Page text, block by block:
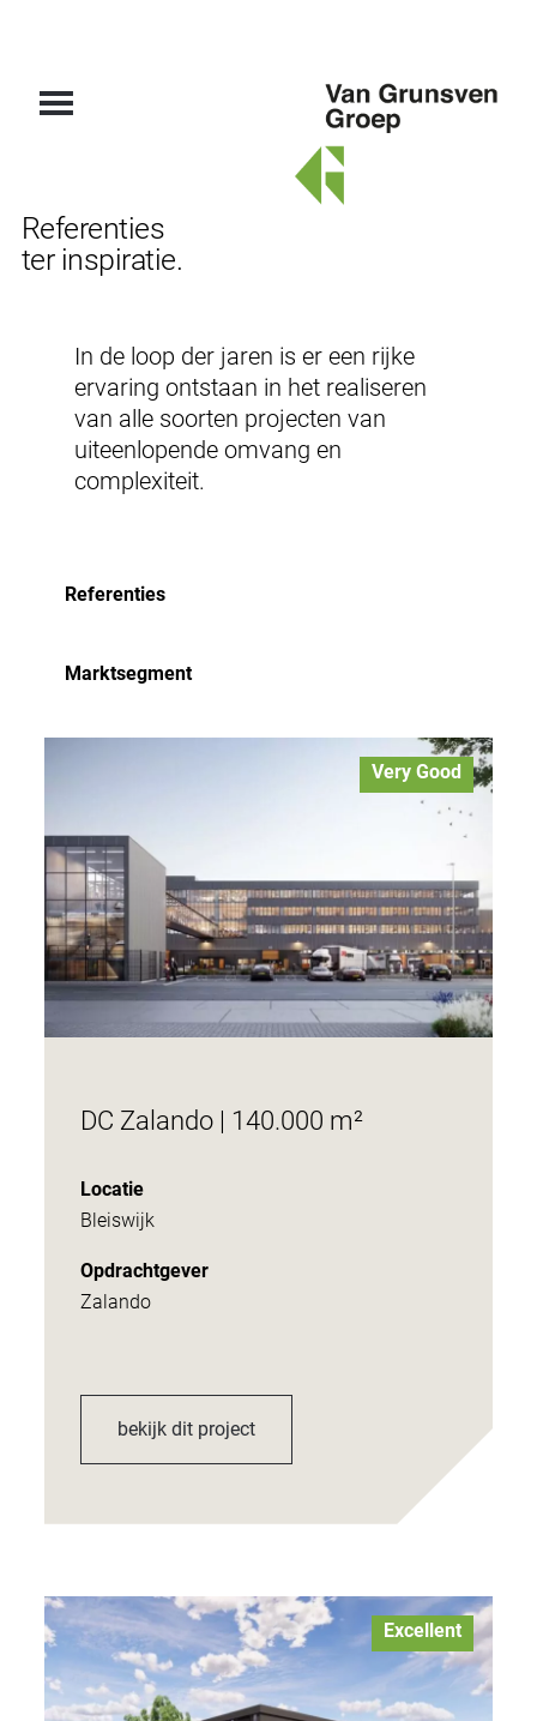
Referenties
ter inspiratie.
In de loop der jaren is er een rijke
ervaring ontstaan in het realiseren
van alle soorten projecten van
uiteenlopende omvang en
complexiteit.
Referenties
Marktsegment
Very Good
DC Zalando | 140.000 m²
Locatie
Bleiswijk
Opdrachtgever
Zalando
bekijk dit project
Excellent